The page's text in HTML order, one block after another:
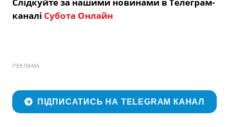
Слідкуйте за нашими новинами в Телеграм-
каналі Субота Онлайн
РЕКЛАМА
ПІДПИСАТИСЬ НА TELEGRAM КАНАЛ